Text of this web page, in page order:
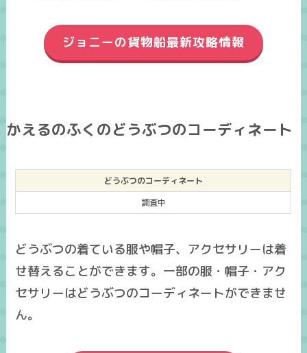
ジョニーの貨物船最新攻略情報
かえるのふくのどうぶつのコーディネート
どうぶつのコーディネート
調査中
どうぶつの着ている服や帽子、アクセサリーは着
せ替えることができます。一部の服・帽子・アク
セサリーはどうぶつのコーディネートができませ
ん。